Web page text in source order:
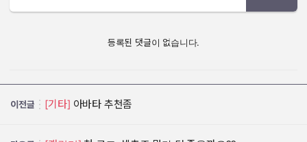
등록된 댓글이 없습니다.
이전글 [기타] 아바타 추천좀